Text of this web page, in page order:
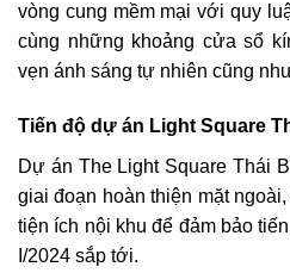
vòng cung mềm mại với quy
cùng những khoảng cửa sổ
vẹn ánh sáng tự nhiên cũng
Tiến độ dự án Light Square
Dự án The Light Square Thái
giai đoạn hoàn thiện mặt
tiện ích nội khu để đảm bảo
I/2024 sắp tới.